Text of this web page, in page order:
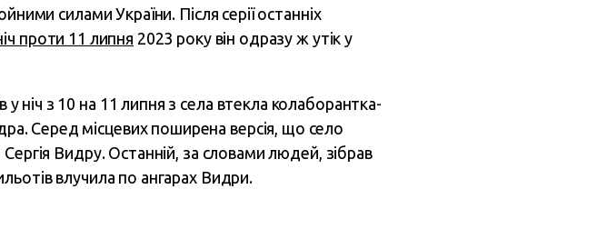
силами України. Після серії останніх
проти 11 липня 2023 року він одразу ж утік у
ніч з 10 на 11 липня з села втекла колаборантка-
Серед місцевих поширена версія, що село
Видру. Останній, за словами людей, зібрав
влучила по ангарах Видри.